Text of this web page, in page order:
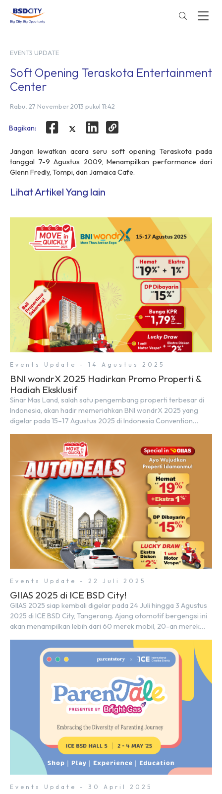
EVENTS UPDATE
Soft Opening Teraskota Entertainment
Center
Rabu, 27 November 2013 pukul 11:42
Bagikan:
Jangan lewatkan acara seru soft opening Teraskota pada
tanggal 7-9 Agustus 2009, Menampilkan performance dari
Glenn Fredly, Tompi, dan Jamaica Cafe.
Lihat Artikel Yang lain
Events Update - 14 Agustus 2025
BNI wondrX 2025 Hadirkan Promo Properti &
Hadiah Eksklusif
Sinar Mas Land, salah satu pengembang properti terbesar di
Indonesia, akan hadir memeriahkan BNI wondrX 2025 yang
digelar pada 15–17 Agustus 2025 di Indonesia Convention
Land. Partisipasi ini menjadi wujud komitmen Sinar Mas Land
dalam memberikan kemudahan dan pengalaman berbeda bagi
para pencari hunian […]
Events Update - 22 Juli 2025
GIIAS 2025 di ICE BSD City!
GIIAS 2025 siap kembali digelar pada 24 Juli hingga 3 Agustus
2025 di ICE BSD City, Tangerang. Ajang otomotif bergengsi ini
akan menampilkan lebih dari 60 merek mobil, 20-an merek
pusat perhatian bagi para pecinta otomotif, GIIAS juga menjadi
tempat berkumpulnya komunitas dan pelaku industri untuk
menjalin […]
Events Update - 30 April 2025